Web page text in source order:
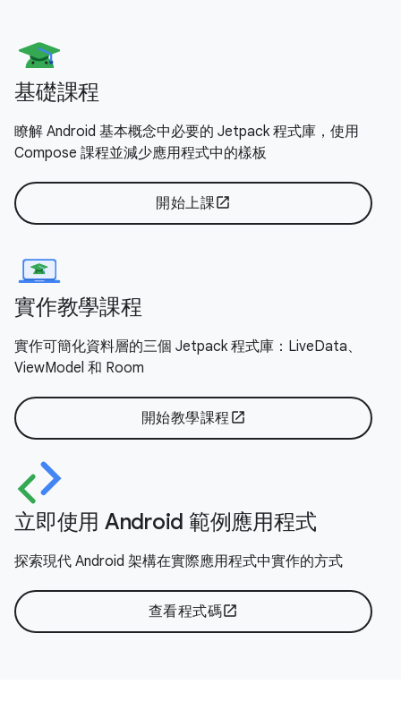
基礎課程
瞭解 Android 基本概念中必要的 Jetpack 程式庫，使用
Compose 課程並減少應用程式中的樣板
開始上課 open_in_new
實作教學課程
實作可簡化資料層的三個 Jetpack 程式庫：LiveData、
ViewModel 和 Room
開始教學課程 open_in_new
立即使用 Android 範例應用程式
探索現代 Android 架構在實際應用程式中實作的方式
查看程式碼open_in_new